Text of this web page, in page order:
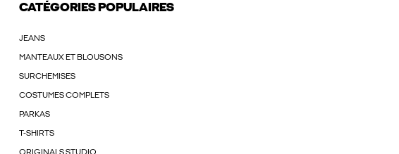
CATÉGORIES POPULAIRES
JEANS
MANTEAUX ET BLOUSONS
SURCHEMISES
COSTUMES COMPLETS
PARKAS
T-SHIRTS